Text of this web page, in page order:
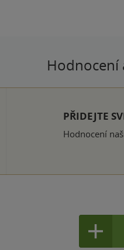
Hodnocení
PŘIDEJTE
Hodnocení